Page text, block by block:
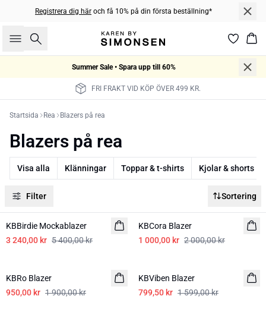
Registrera dig här och få 10% på din första beställning*
Sök
Summer Sale • Spara upp till 60%
FRI FRAKT VID KÖP ÖVER 499 KR.
Startsida Rea Blazers på rea
Blazers på rea
Visa alla Klänningar Toppar & t-shirts Kjolar & shorts
Filter Sortering
-40%
KBBirdie Mockablazer
3 240,00 kr 5 400,00 kr
KBCora Blazer
1 000,00 kr 2 000,00 kr
KBRo Blazer
950,00 kr 1 900,00 kr
KBViben Blazer
799,50 kr 1 599,00 kr